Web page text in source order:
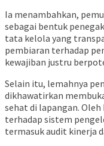
Ia menambahkan,
sebagai bentuk
tata kelola yang
pembiaran terhadap
kewajiban justru
Selain itu, lemahnya
dikhawatirkan
sehat di lapangan.
terhadap sistem
termasuk audit kinerja